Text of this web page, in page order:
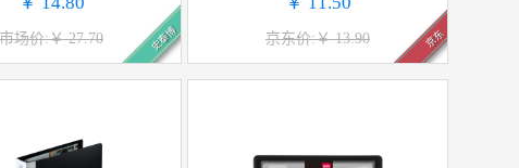
市场价:￥ 27.70 史泰博 京东价:￥ 13.90 京东